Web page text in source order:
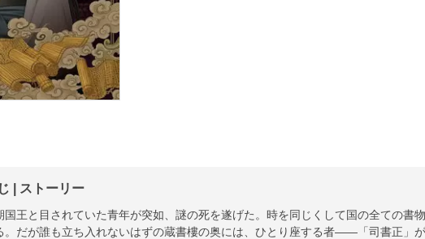
| ストーリー
王と目されていた青年が突如、謎の死を遂げた。時を同じくして国の全ての書
。だが誰も立ち入れないはずの蔵書樓の奥には、ひとり座する者――「司書正」